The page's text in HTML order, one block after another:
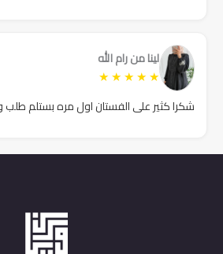
لينا من رام الله
★
★
★
★
★
شكرا كثير على الفستان اول مره بستلم